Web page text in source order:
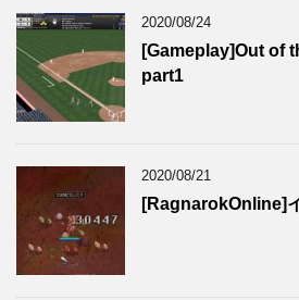
2020/08/24
[Gameplay]Out of
part1
2020/08/21
[RagnarokOnline]